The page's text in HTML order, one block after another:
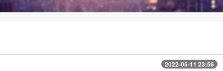
2022-05-11 23:56